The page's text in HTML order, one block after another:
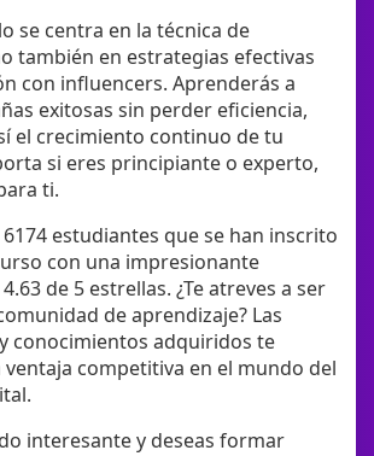
se centra en la técnica de
también en estrategias efectivas
con influencers. Aprenderás a
exitosas sin perder eficiencia,
el crecimiento continuo de tu
si eres principiante o experto,
ti.
6174 estudiantes que se han inscrito
con una impresionante
de 5 estrellas. ¿Te atreves a ser
de aprendizaje? Las
conocimientos adquiridos te
competitiva en el mundo del
interesante y deseas formar